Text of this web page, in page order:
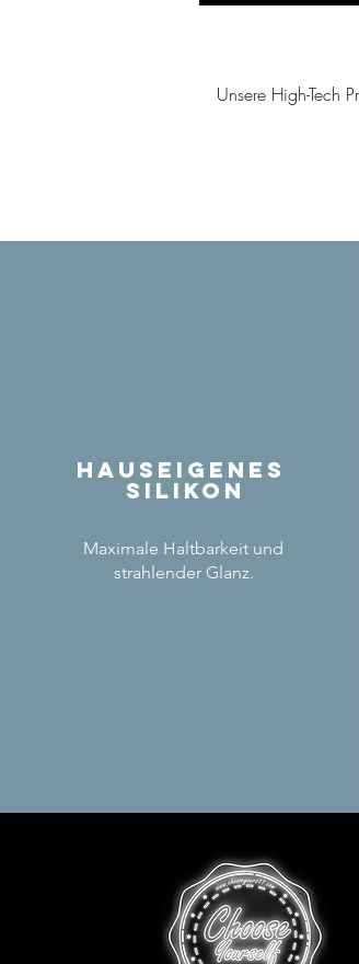
Unsere High-Tech
Hauseigenes
Silikon
Maximale Haltbarkeit und
strahlender Glanz.